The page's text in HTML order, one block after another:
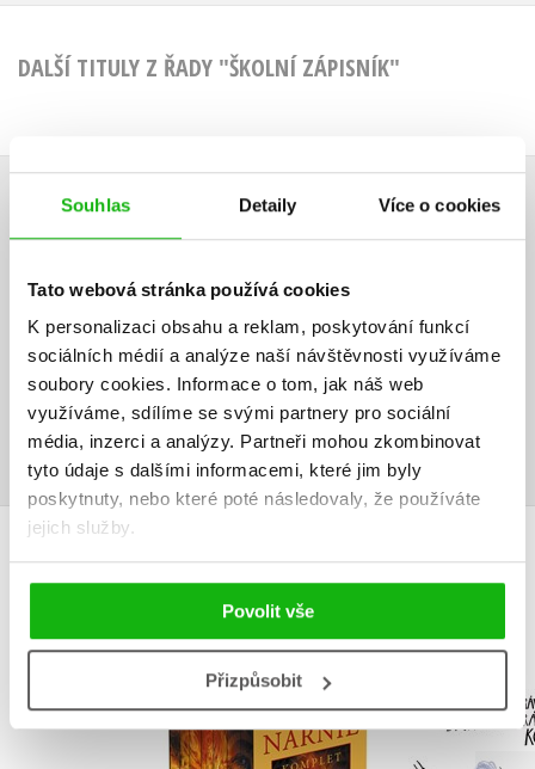
Souhlas Detaily Více o cookies
Tato webová stránka používá cookies
K personalizaci obsahu a reklam, poskytování funkcí
sociálních médií a analýze naší návštěvnosti využíváme
soubory cookies. Informace o tom, jak náš web
využíváme, sdílíme se svými partnery pro sociální
média, inzerci a analýzy. Partneři mohou zkombinovat
tyto údaje s dalšími informacemi, které jim byly
poskytnuty, nebo které poté následovaly, že používáte
jejich služby.
Povolit vše
Přizpůsobit
DALŠÍ TITULY Z ŘADY "ŠKOLNÍ ZÁPISNÍK"
HODNOCENÍ ČTENÁŘŮ
Vaše hodnocení
Uživatelskou recenzi mohou vkládat pouze registrovaní uživatelé
Přihlásit
MOHLO BY VÁS TAKÉ ZAJÍMAT
NARNIE – komplet
1.-7.díl – box
C. S. Lewis
vyprávění
piráta